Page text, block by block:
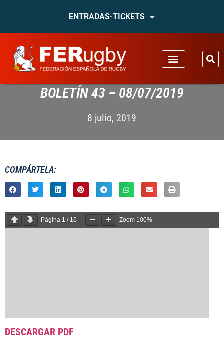
ENTRADAS-TICKETS
BOLETÍN 43 – 08/07/2019
8 julio, 2019
COMPÁRTELA:
Página 1 / 16 Zoom 100%
DESCARGAR PDF